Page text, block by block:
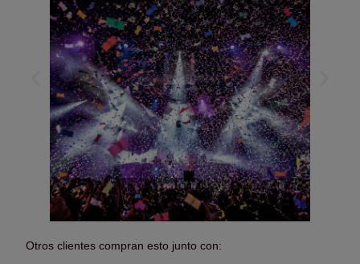
Otros clientes compran esto junto con: